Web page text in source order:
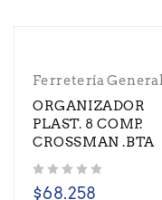
Ferretería
ORGANIZADOR
PLAST. 8 COMP.
CROSSMAN .BTA
$68.258